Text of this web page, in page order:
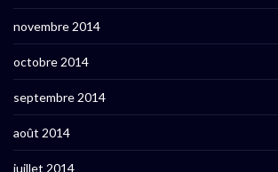
novembre 2014
octobre 2014
septembre 2014
août 2014
juillet 2014